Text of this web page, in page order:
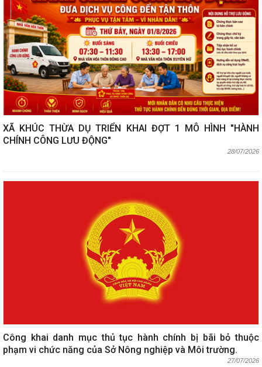
XÃ KHÚC THỪA DỤ TRIỂN KHAI ĐỢT 1 MÔ HÌNH "HÀNH
CHÍNH CÔNG LƯU ĐỘNG"
28/07/2026
Công khai danh mục thủ tục hành chính bị bãi bỏ thuộc
phạm vi chức năng của Sở Nông nghiệp và Môi trường.
27/07/2026